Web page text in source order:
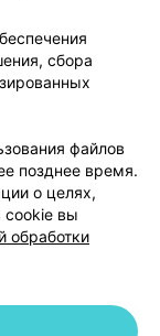
маркетинг
сбора
файлов
позднее время.
о целях,
cookie вы
обработки